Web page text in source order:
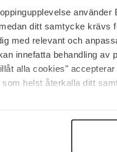
ditt samtycke krävs
med relevant och
innefatta behandling
alla cookies"
helst återkalla ditt
kr
Eye Cream With Oat